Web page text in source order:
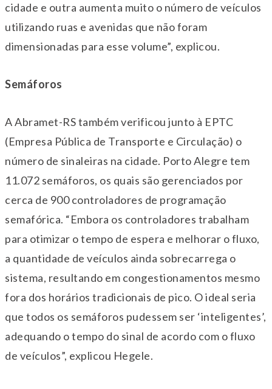
cidade e outra aumenta muito o número de veículos
utilizando ruas e avenidas que não foram
dimensionadas para esse volume”, explicou.
Semáforos
A Abramet-RS também verificou junto à EPTC
(Empresa Pública de Transporte e Circulação) o
número de sinaleiras na cidade. Porto Alegre tem
11.072 semáforos, os quais são gerenciados por
cerca de 900 controladores de programação
semafórica. “Embora os controladores trabalham
para otimizar o tempo de espera e melhorar o fluxo,
a quantidade de veículos ainda sobrecarrega o
sistema, resultando em congestionamentos mesmo
fora dos horários tradicionais de pico. O ideal seria
que todos os semáforos pudessem ser ‘inteligentes’,
adequando o tempo do sinal de acordo com o fluxo
de veículos”, explicou Hegele.